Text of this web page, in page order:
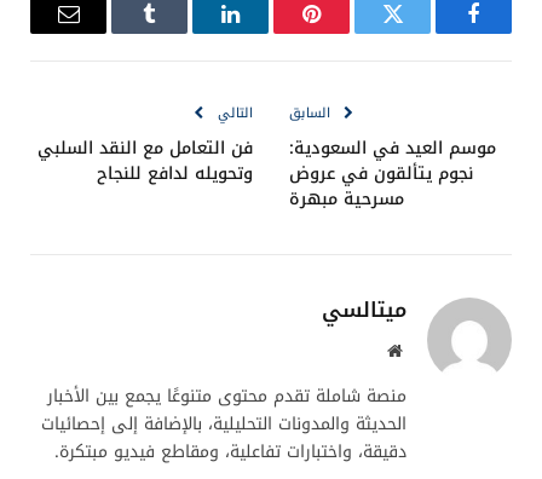
فيسبوك تويتر بينتيريستلينكدإن Tumblr
البريد
السابق
موسم العيد في السعودية:
نجوم يتألقون في عروض
مسرحية مبهرة
التالي
فن التعامل مع النقد السلبي
وتحويله لدافع للنجاح
ميتالسي
موقع
منصة شاملة تقدم محتوى متنوعًا يجمع بين الأخبار
الحديثة والمدونات التحليلية، بالإضافة إلى إحصائيات
دقيقة، واختبارات تفاعلية، ومقاطع فيديو مبتكرة.